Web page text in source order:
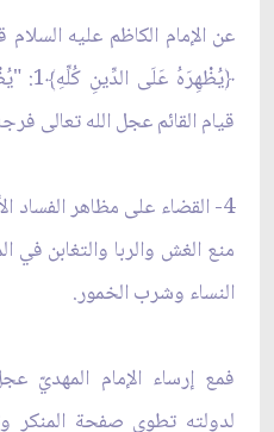
عن الإمام الكاظم عليه
قيام القائم عجل الله تعالى
4- القضاء على مظاهر الفساد
منع الغش والربا والتغابن في
النساء وشرب الخمور.
فمع إرساء الإمام المهديّ
لدولته تطوى صفحة المنكر